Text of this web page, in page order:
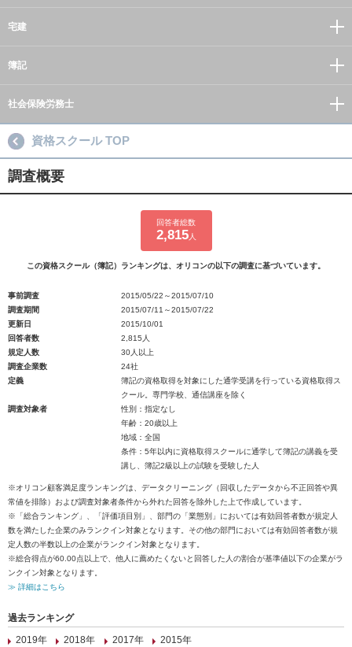
宅建
簿記
社会保険労務士
資格スクール TOP
調査概要
回答者総数
2,815人
この資格スクール（簿記）ランキングは、オリコンの以下の調査に基づいています。
事前調査
2015/05/22～2015/07/10
調査期間
2015/07/11～2015/07/22
更新日
2015/10/01
回答者数
2,815人
規定人数
30人以上
調査企業数
24社
定義
簿記の資格取得を対象にした通学受講を行っている資格取得ス
クール。専門学校、通信講座を除く
調査対象者
性別：指定なし
年齢：20歳以上
地域：全国
条件：5年以内に資格取得スクールに通学して簿記の講義を受
講し、簿記2級以上の試験を受験した人
※オリコン顧客満足度ランキングは、データクリーニング（回収したデータから不正回答や異
常値を排除）および調査対象者条件から外れた回答を除外した上で作成しています。
※「総合ランキング」、「評価項目別」、部門の「業態別」においては有効回答者数が規定人
数を満たした企業のみランクイン対象となります。その他の部門においては有効回答者数が規
定人数の半数以上の企業がランクイン対象となります。
※総合得点が60.00点以上で、他人に薦めたくないと回答した人の割合が基準値以下の企業がラ
ンクイン対象となります。
≫ 詳細はこちら
過去ランキング
2019年
2018年 2017年 2015年